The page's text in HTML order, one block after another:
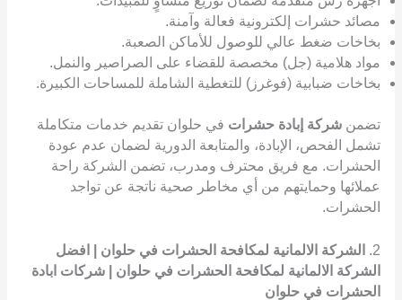
مصائد حشرات إلكترونية فعالة وآمنة.
بخاخات ضغط عالي للوصول للأماكن الصعبة.
مواد هلامية (جل) مخصصة للقضاء على الصراصير والنمل.
بخاخات ضبابية (فوغرز) للتغطية الشاملة للمساحات الكبيرة.
تضمن شركة إبادة حشرات في حلوان تقديم خدمات متكاملة
تشمل الفحص، الإبادة، والمتابعة الدورية لضمان عدم عودة
الحشرات. مع فريق محترف ومدرب، تضمن الشركة راحة
عملائها وحمايتهم من أي مخاطر صحية ناتجة عن تواجد
الحشرات.
2.
الشركة الالمانية لمكافحة الحشرات في حلوان | افضل
الشركة الالمانية لمكافحة الحشرات في حلوان | شركات ابادة
الحشرات في حلوان